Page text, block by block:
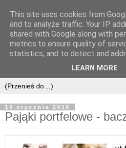
10 stycznia 2016
Pająki portfelowe -
This site uses cookies from
and to analyze traffic. Your IP
shared with Google along with
metrics to ensure quality of
statistics, and to detect and
LEARN MORE